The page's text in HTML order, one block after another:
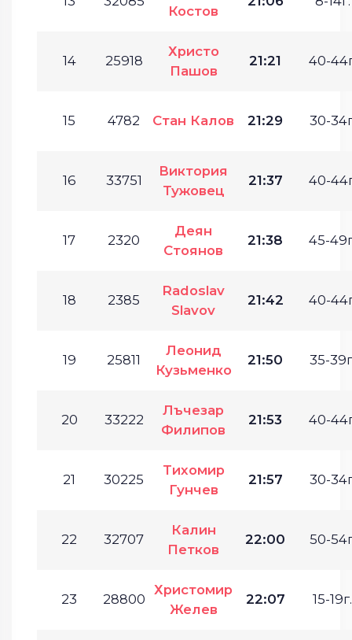
Костов
14 25918
Христо
Пашов
21:21 40-
15 4782 Стан Калов 21:29 30-
16 33751
Виктория
Тужовец
21:37 40-
17 2320
Деян
Стоянов
21:38 45-
18 2385
Radoslav
Slavov
21:42 40-
19 25811
Леонид
Кузьменко
21:50 35-
20 33222
Лъчезар
Филипов
21:53 40-
21 30225
Тихомир
Гунчев
21:57 30-
22 32707
Калин
Петков
22:00 50-
23 28800
Христомир
Желев
22:07 15-19г.